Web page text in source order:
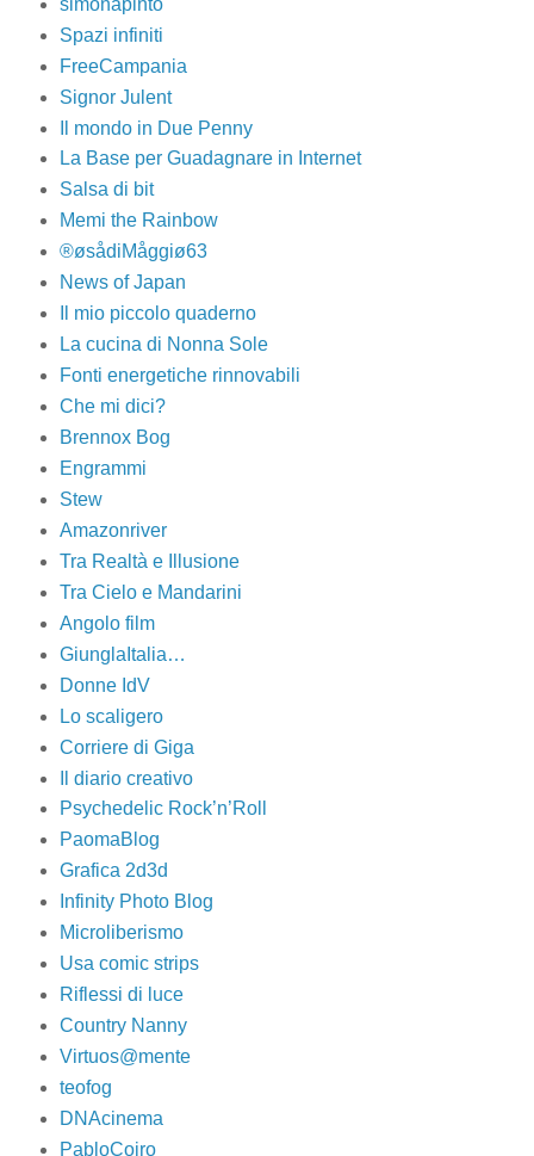
Spazi infiniti
FreeCampania
Signor Julent
Il mondo in Due Penny
La Base per Guadagnare in Internet
Salsa di bit
Memi the Rainbow
®øsådiMåggiø63
News of Japan
Il mio piccolo quaderno
La cucina di Nonna Sole
Fonti energetiche rinnovabili
Che mi dici?
Brennox Bog
Engrammi
Stew
Amazonriver
Tra Realtà e Illusione
Tra Cielo e Mandarini
Angolo film
GiunglaItalia…
Donne IdV
Lo scaligero
Corriere di Giga
Il diario creativo
Psychedelic Rock’n’Roll
PaomaBlog
Grafica 2d3d
Infinity Photo Blog
Microliberismo
Usa comic strips
Riflessi di luce
Country Nanny
Virtuos@mente
teofog
DNAcinema
PabloCoiro